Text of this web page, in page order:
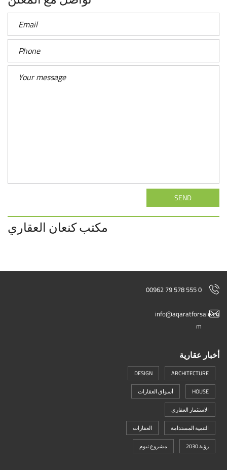
SEND
مكتب كنعان العقاري
00962 79 578 555 0
info@aqaratforsale.co
m
أخبار عقارية
ARCHITECTURE
DESIGN
HOUSE
أسواق العقارات
الاستثمار العقاري
التنمية المستدامة
العقارات
رؤية 2030
مشروع نيوم